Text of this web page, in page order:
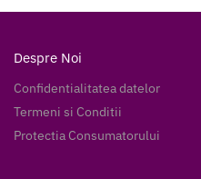
Despre Noi
Confidentialitatea datelor
Termeni si Conditii
Protectia Consumatorului